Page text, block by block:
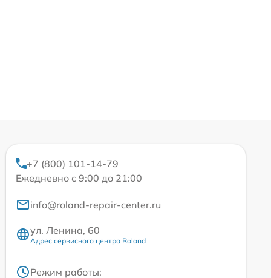
+7 (800) 101-14-79
Ежедневно с 9:00 до 21:00
info@roland-repair-center.ru
ул. Ленина, 60
Адрес сервисного центра Roland
Режим работы: